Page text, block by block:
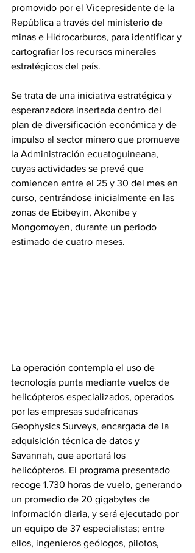
promovido por el Vicepresidente de la
República a través del ministerio de
minas e Hidrocarburos, para identificar y
cartografiar los recursos minerales
estratégicos del país.
‎Se trata de una iniciativa estratégica y
esperanzadora insertada dentro del
plan de diversificación económica y de
impulso al sector minero que promueve
la Administración ecuatoguineana,
cuyas actividades se prevé que
comiencen entre el 25 y 30 del mes en
curso, centrándose inicialmente en las
zonas de Ebibeyin, Akonibe y
Mongomoyen, durante un periodo
estimado de cuatro meses.
‎La operación contempla el uso de
tecnología punta mediante vuelos de
helicópteros especializados, operados
por las empresas sudafricanas
Geophysics Surveys, encargada de la
adquisición técnica de datos y
Savannah, que aportará los
helicópteros. El programa presentado
recoge 1.730 horas de vuelo, generando
un promedio de 20 gigabytes de
información diaria, y será ejecutado por
un equipo de 37 especialistas; entre
ellos, ingenieros geólogos, pilotos,